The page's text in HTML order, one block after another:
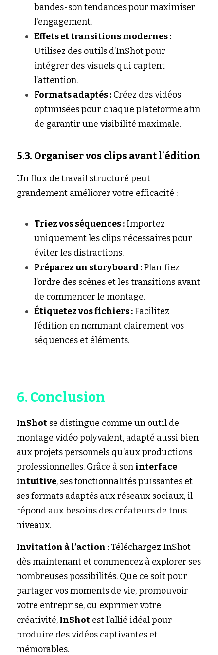
bandes-son tendances pour maximiser
l'engagement.
Effets et transitions modernes :
Utilisez des outils d’InShot pour
intégrer des visuels qui captent
l’attention.
Formats adaptés : Créez des vidéos
optimisées pour chaque plateforme afin
de garantir une visibilité maximale.
5.3. Organiser vos clips avant l’édition
Un flux de travail structuré peut
grandement améliorer votre efficacité :
Triez vos séquences : Importez
uniquement les clips nécessaires pour
éviter les distractions.
Préparez un storyboard : Planifiez
l’ordre des scènes et les transitions avant
de commencer le montage.
Étiquetez vos fichiers : Facilitez
l’édition en nommant clairement vos
séquences et éléments.
6. Conclusion
InShot se distingue comme un outil de
montage vidéo polyvalent, adapté aussi bien
aux projets personnels qu’aux productions
professionnelles. Grâce à son interface
intuitive, ses fonctionnalités puissantes et
ses formats adaptés aux réseaux sociaux, il
répond aux besoins des créateurs de tous
niveaux.
Invitation à l’action : Téléchargez InShot
dès maintenant et commencez à explorer ses
nombreuses possibilités. Que ce soit pour
partager vos moments de vie, promouvoir
votre entreprise, ou exprimer votre
créativité, InShot est l’allié idéal pour
produire des vidéos captivantes et
mémorables.